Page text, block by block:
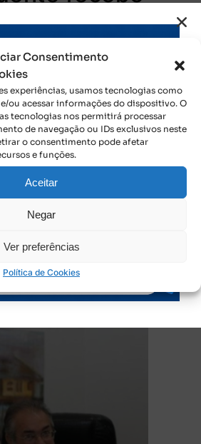
Consentimento
experiências, usamos tecnologias como
ou acessar informações do dispositivo. O
tecnologias nos permitirá processar
de navegação ou IDs exclusivos neste
o consentimento pode afetar
e funções.
Aceitar
Negar
Ver preferências
Política de Cookies
durante
em Goiânia
/ 13 de junho de 2025
de Profissionais de RH na
360 realizado na tarde desta
de Convenções de Goiânia,
LEIA MAIS